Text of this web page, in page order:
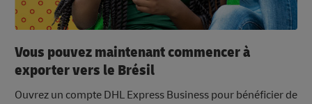
Vous pouvez maintenant commencer à
exporter vers le Brésil
Ouvrez un compte DHL Express Business pour bénéficier de